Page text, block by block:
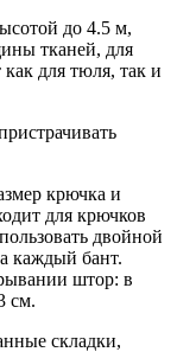
до 4.5 м,
тканей, для
для тюля, так и
крючка и
для крючков
двойной
каждый бант.
штор: в
см.
складки,